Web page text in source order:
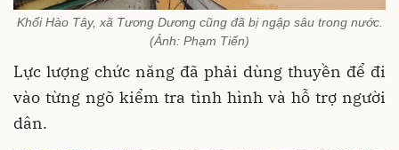
Khối Hào Tây, xã Tương Dương cũng đã bị ngập sâu trong nước.
(Ảnh: Phạm Tiến)
Lực lượng chức năng đã phải dùng thuyền để đi
vào từng ngõ kiểm tra tình hình và hỗ trợ người
dân.